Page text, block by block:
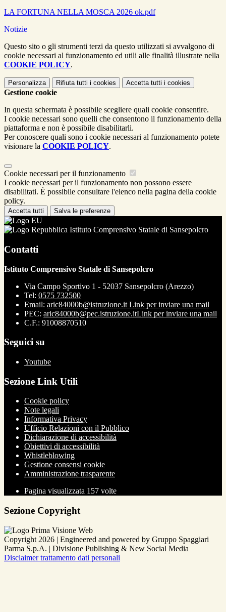
LA FORTUNA NELLA MOSCA 2026 ok.pdf
Notizie
Questo sito o gli strumenti terzi da questo utilizzati si avvalgono di
cookie necessari al funzionamento ed utili alle finalità illustrate nella
COOKIE POLICY.
Personalizza Rifiuta tutti i cookies Accetta tutti i cookies
Gestione cookie
In questa schermata è possibile scegliere quali cookie consentire.
I cookie necessari sono quelli che consentono il funzionamento della
piattaforma e non è possibile disabilitarli.
Per conoscere quali sono i cookie necessari al funzionamento potete
visionare la COOKIE POLICY.
Cookie necessari per il funzionamento
I cookie necessari per il funzionamento non possono essere
disabilitati. È possibile consultare l'elenco nella pagina della cookie
policy.
Accetta tutti Salva le preferenze
Istituto Comprensivo Statale di Sansepolcro
Contatti
Istituto Comprensivo Statale di Sansepolcro
Via Campo Sportivo 1 - 52037 Sansepolcro (Arezzo)
Tel: 0575 732500
Email: aric84000b@istruzione.it Link per inviare una mail
PEC: aric84000b@pec.istruzione.itLink per inviare una mail
C.F.: 91008870510
Seguici su
Youtube
Sezione Link Utili
Cookie policy
Note legali
Informativa Privacy
Ufficio Relazioni con il Pubblico
Dichiarazione di accessibilità
Obiettivi di accessibilità
Whistleblowing
Gestione consensi cookie
Amministrazione trasparente
Pagina visualizzata 157 volte
Sezione Copyright
Copyright 2026 | Engineered and powered by Gruppo Spaggiari
Parma S.p.A. | Divisione Publishing & New Social Media
Disclaimer trattamento dati personali